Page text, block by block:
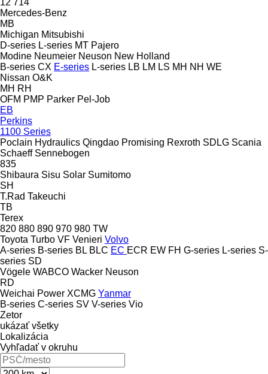
Mercedes-Benz
MB
Michigan Mitsubishi
D-series L-series MT Pajero
Modine Neumeier Neuson New Holland
B-series CX E-series L-series LB LM LS MH NH WE
Nissan O&K
MH RH
OFM PMP Parker Pel-Job
EB
Perkins
1100 Series
Poclain Hydraulics Qingdao Promising Rexroth SDLG Scania
Schaeff Sennebogen
835
Shibaura Sisu Solar Sumitomo
SH
T.Rad Takeuchi
TB
Terex
820 880 890 970 980 TW
Toyota Turbo VF Venieri Volvo
A-series B-series BL BLC EC ECR EW FH G-series L-series S-
series SD
Vögele WABCO Wacker Neuson
RD
Weichai Power XCMG Yanmar
B-series C-series SV V-series Vio
Zetor
ukázať všetky
Lokalizácia
Vyhľadať v okruhu